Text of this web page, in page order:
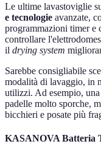
Le ultime lavastoviglie
e tecnologie avanzate,
programmazioni timer e
controllare
il drying system
Sarebbe consigliabile
modalità di lavaggio, in
utilizzi. Ad esempio,
padelle molto sporche,
bicchieri e posate più
KASANOVA Batteria